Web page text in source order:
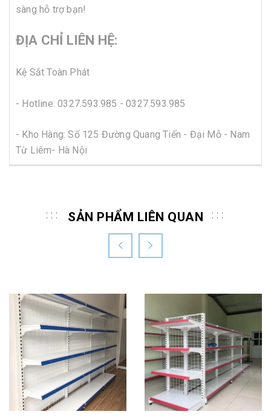
sàng hỗ trợ bạn!
ĐỊA CHỈ LIÊN HỆ:
Kệ Sắt Toàn Phát
- Hotline:0327.593.985 - 0327.593.985
- Kho Hàng: Số 125 Đường Quang Tiến - Đại Mỗ - Nam
Từ Liêm- Hà Nội
SẢN PHẨM LIÊN QUAN